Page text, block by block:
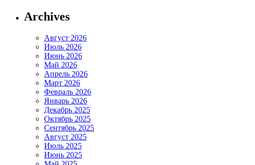
Archives
Август 2026
Июль 2026
Июнь 2026
Май 2026
Апрель 2026
Март 2026
Февраль 2026
Январь 2026
Декабрь 2025
Октябрь 2025
Сентябрь 2025
Август 2025
Июль 2025
Июнь 2025